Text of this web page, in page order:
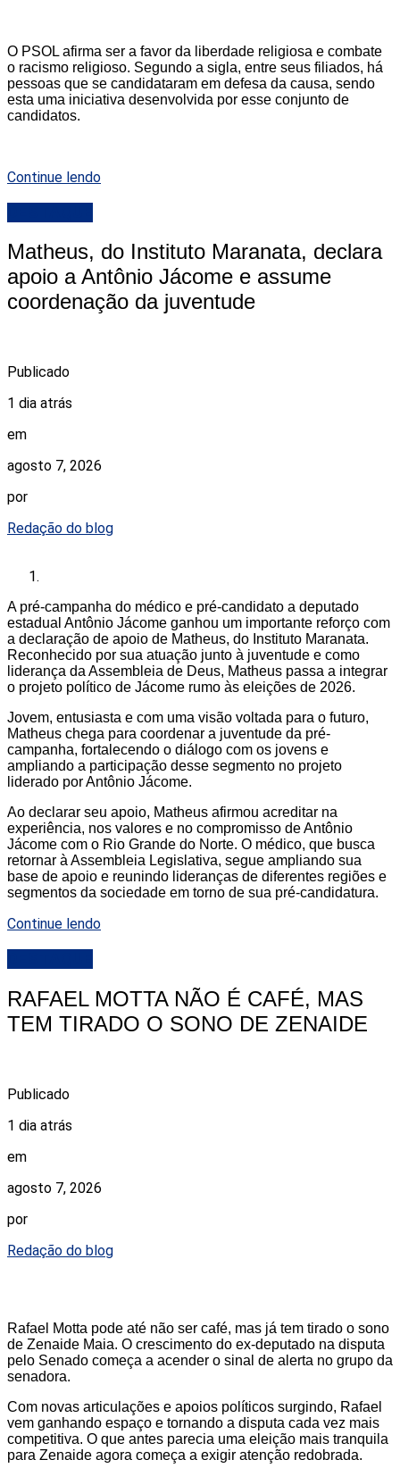
O PSOL afirma ser a favor da liberdade religiosa e combate
o racismo religioso. Segundo a sigla, entre seus filiados, há
pessoas que se candidataram em defesa da causa, sendo
esta uma iniciativa desenvolvida por esse conjunto de
candidatos.
Continue lendo
Matheus, do Instituto Maranata, declara
apoio a Antônio Jácome e assume
coordenação da juventude
Publicado
1 dia atrás
em
agosto 7, 2026
por
Redação do blog
A pré-campanha do médico e pré-candidato a deputado
estadual Antônio Jácome ganhou um importante reforço com
a declaração de apoio de Matheus, do Instituto Maranata.
Reconhecido por sua atuação junto à juventude e como
liderança da Assembleia de Deus, Matheus passa a integrar
o projeto político de Jácome rumo às eleições de 2026.
Jovem, entusiasta e com uma visão voltada para o futuro,
Matheus chega para coordenar a juventude da pré-
campanha, fortalecendo o diálogo com os jovens e
ampliando a participação desse segmento no projeto
liderado por Antônio Jácome.
Ao declarar seu apoio, Matheus afirmou acreditar na
experiência, nos valores e no compromisso de Antônio
Jácome com o Rio Grande do Norte. O médico, que busca
retornar à Assembleia Legislativa, segue ampliando sua
base de apoio e reunindo lideranças de diferentes regiões e
segmentos da sociedade em torno de sua pré-candidatura.
Continue lendo
RAFAEL MOTTA NÃO É CAFÉ, MAS
TEM TIRADO O SONO DE ZENAIDE
Publicado
1 dia atrás
em
agosto 7, 2026
por
Redação do blog
Rafael Motta pode até não ser café, mas já tem tirado o sono
de Zenaide Maia. O crescimento do ex-deputado na disputa
pelo Senado começa a acender o sinal de alerta no grupo da
senadora.
Com novas articulações e apoios políticos surgindo, Rafael
vem ganhando espaço e tornando a disputa cada vez mais
competitiva. O que antes parecia uma eleição mais tranquila
para Zenaide agora começa a exigir atenção redobrada.